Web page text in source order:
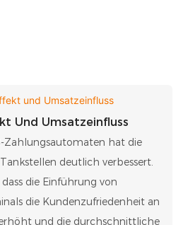
Und Umsatzeinfluss
Zahlungsautomaten hat die
deutlich verbessert.
die Einführung von
die Kundenzufriedenheit an
und die durchschnittliche